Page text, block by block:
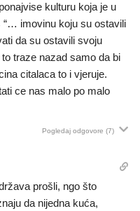
kulturu koja je u
“… imovinu koju su ostavili
da su ostavili svoju
traze nazad samo da bi
citalaca to i vjeruje.
ce nas malo po malo
Pogledaj odgovore (7)
prošli, ngo što
da nijedna kuća,